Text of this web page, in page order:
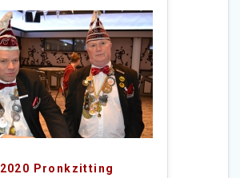
2020 Pronkzitting